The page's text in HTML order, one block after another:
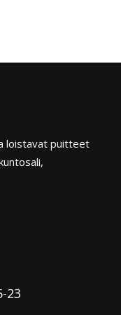
loistavat puitteet
23